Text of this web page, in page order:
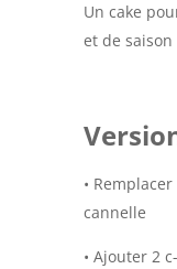
Un cake
et de saison
•
cannelle
• Ajouter 2